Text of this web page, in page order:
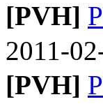
[PVH]
2011-
[PVH]